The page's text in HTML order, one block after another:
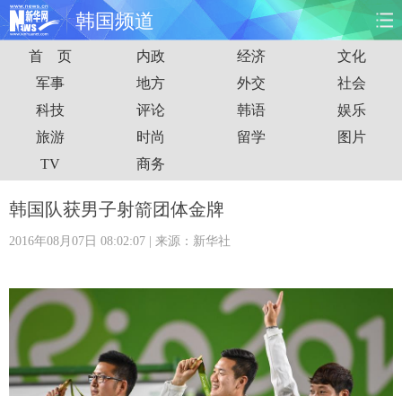
韩国频道
首页 时政 国际 财经
娱乐 体育 人事 教育
时尚 思客
港澳 台湾
科技 能源
图片 彩票
旅游 健康 信息化 数据
金融 公益 军事 无人机
首 页 内政 经济
文化
军事
地方 外交
社会
科技
评论 韩语
娱乐
旅游
时尚 留学
图片
TV
商务
韩国队获男子射箭团体金牌
2016年08月07日 08:02:07 | 来源：新华社